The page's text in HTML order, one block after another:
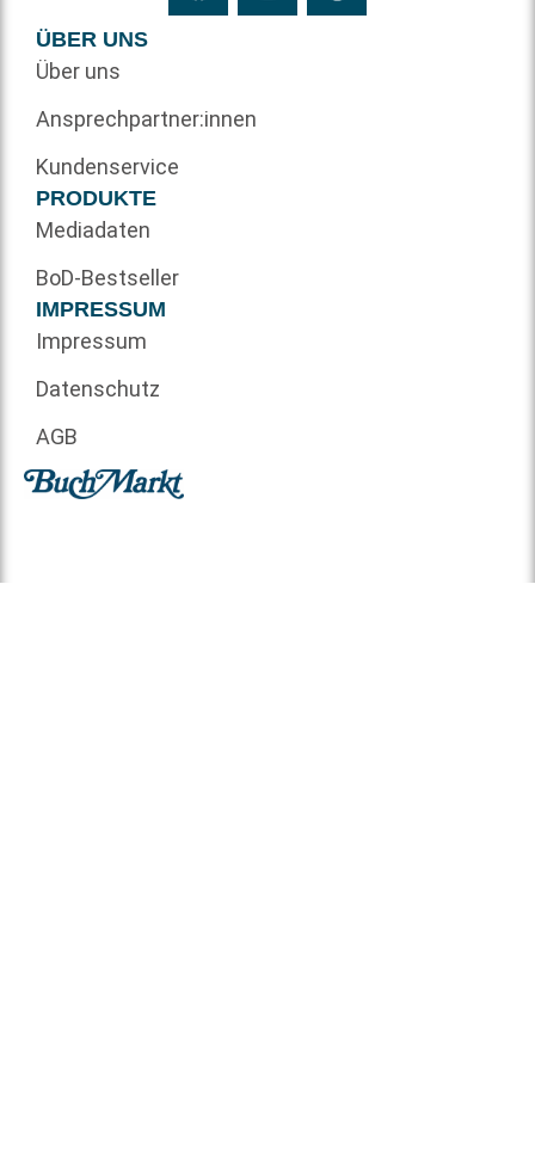
ÜBER UNS
Über uns
Ansprechpartner:innen
Kundenservice
PRODUKTE
Mediadaten
BoD-Bestseller
IMPRESSUM
Impressum
Datenschutz
AGB